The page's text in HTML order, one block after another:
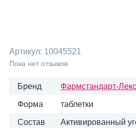
Артикул: 10045521
Пока нет отзывов
Бренд Фармстандарт-
Форма таблетки
Состав Активированный